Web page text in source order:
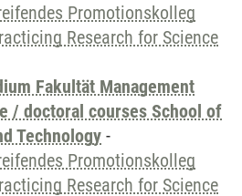
Promotionskolleg
Research for Science
Fakultät Management
/ doctoral courses School of
Technology -
Promotionskolleg
Research for Science